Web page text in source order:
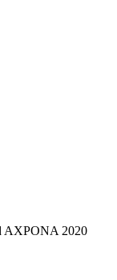
AXPONA 2020